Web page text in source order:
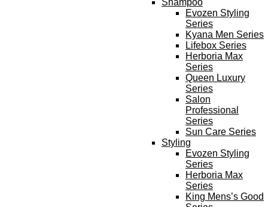
Shampoo
Evozen Styling
Series
Kyana Men Series
Lifebox Series
Herboria Max
Series
Queen Luxury
Series
Salon
Professional
Series
Sun Care Series
Styling
Evozen Styling
Series
Herboria Max
Series
King Mens’s Good